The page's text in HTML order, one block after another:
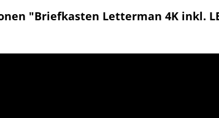
"Briefkasten Letterman 4K inkl.